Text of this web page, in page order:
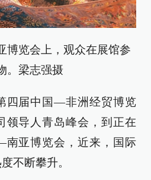
览会上，观众在展馆参
。梁志强摄
四届中国—非洲经贸博览
领导人青岛峰会，到正在
亚博览会，近来，国际
不断攀升。